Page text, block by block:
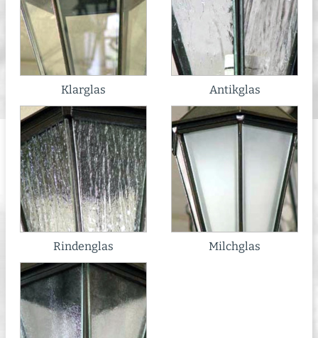
Klarglas Antikglas
Rindenglas Milchglas